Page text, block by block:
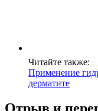
Читайте также:
Применение
дерматите